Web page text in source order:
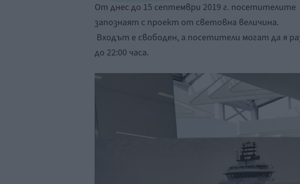
От днес до 15 септември 2019 г.
запознаят с проект от световна величина.
Входът е свободен, а посетители могат да я
до 22:00 часа.